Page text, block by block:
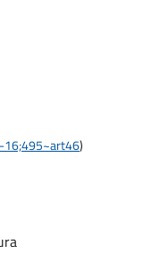
16;495~art46)